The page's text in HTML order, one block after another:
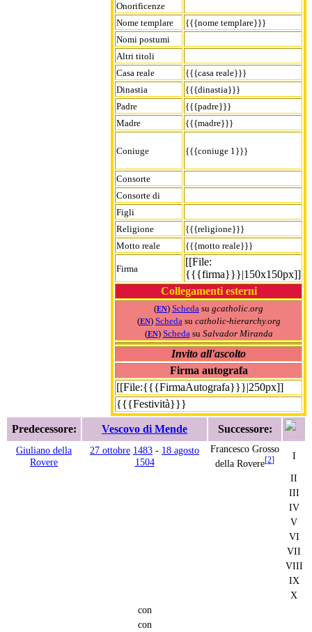
Onorificenze
Nome templare
{{{nome templare}}}
Nomi postumi
Altri titoli
Casa reale
{{{casa reale}}}
Dinastia
{{{dinastia}}}
Padre
{{{padre}}}
Madre
{{{madre}}}
Coniuge {{{coniuge 1}}}
Consorte
Consorte di
Figli
Religione
{{{religione}}}
Motto reale
{{{motto reale}}}
Firma
[[File:
{{{firma}}}|150x150px]]
Collegamenti esterni
(EN) Scheda su gcatholic.org
(EN) Scheda su catholic-hierarchy.org
(EN) Scheda su Salvador Miranda
Invito all'ascolto
Firma autografa
[[File:{{{FirmaAutografa}}}|250px]]
{{{Festività}}}
Predecessore: Vescovo di Mende Successore:
Giuliano della
Rovere
27 ottobre 1483 - 18 agosto
1504
Francesco Grosso
della Rovere[2]
I
II
III
IV
V
VI
VII
VIII
IX
X
con
con